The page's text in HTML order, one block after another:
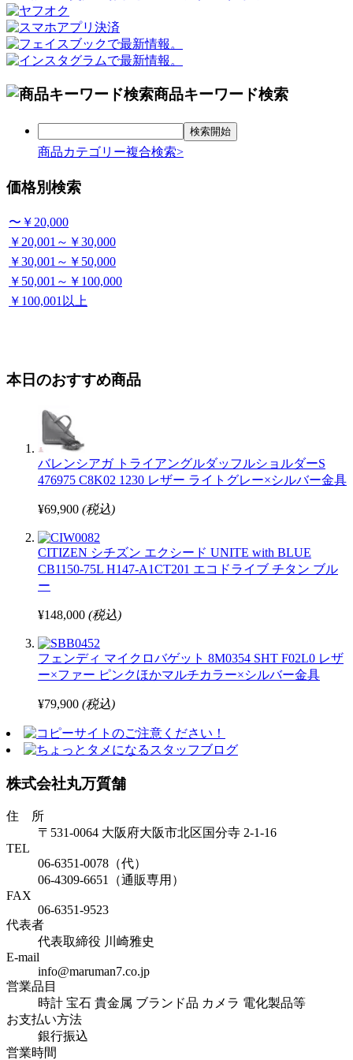
商品キーワード検索
商品カテゴリー複合検索>
価格別検索
〜￥20,000
￥20,001～￥30,000
￥30,001～￥50,000
￥50,001～￥100,000
￥100,001以上
本日のおすすめ商品
バレンシアガ トライアングルダッフルショルダーS
476975 C8K02 1230 レザー ライトグレー×シルバー金具
¥69,900 (税込)
CITIZEN シチズン エクシード UNITE with BLUE
CB1150-75L H147-A1CT201 エコドライブ チタン ブル
ー
¥148,000 (税込)
フェンディ マイクロバゲット 8M0354 SHT F02L0 レザ
ー×ファー ピンクほかマルチカラー×シルバー金具
¥79,900 (税込)
株式会社丸万質舗
住 所
〒531-0064 大阪府大阪市北区国分寺 2-1-16
TEL
06-6351-0078（代）
06-4309-6651（通販専用）
FAX
06-6351-9523
代表者
代表取締役 川崎雅史
E-mail
info@maruman7.co.jp
営業品目
時計 宝石 貴金属 ブランド品 カメラ 電化製品等
お支払い方法
銀行振込
営業時間